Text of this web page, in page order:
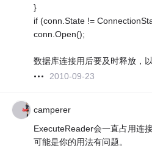
}
if (conn.State !=
conn.Open();
数据库连接用后要及时释放，
2010-09-23
camperer
ExecuteReader会一直占用连
可能是你的用法有问题。